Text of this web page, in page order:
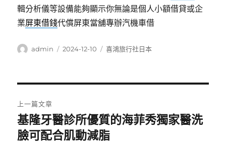
輯分析儀等設備能夠顯示你無論是個人小額借貸或企
業屏東借錢代償屏東當舖專辦汽機車借
作
admin
發
2024-12-10
分
喜鴻旅行社日本
章
導
上一篇文章
上
一
基隆牙醫診所優質的海菲秀獨家醫洗
臉可配合肌動減脂